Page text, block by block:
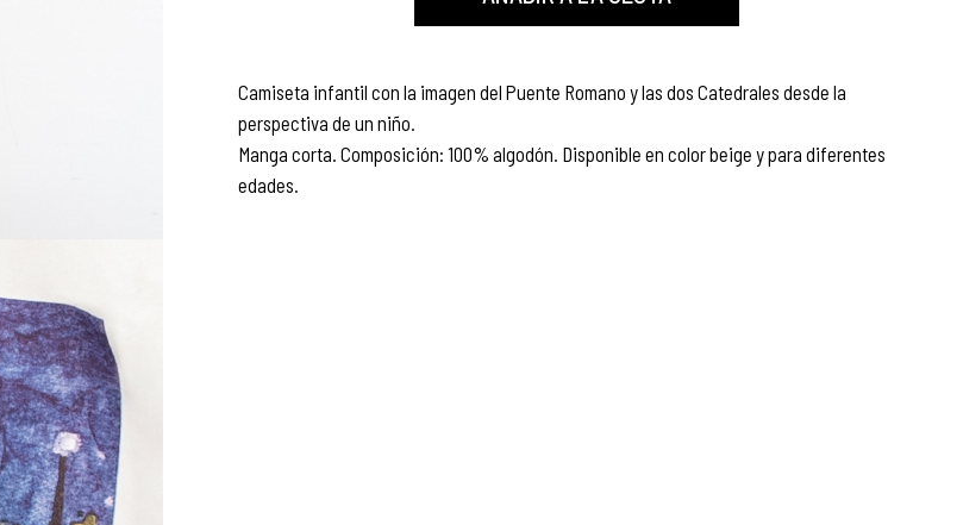
Camiseta infantil con la imagen del Puente Romano y las dos Catedrales desde la
perspectiva de un niño.
Manga corta. Composición: 100% algodón. Disponible en color beige y para diferentes
edades.